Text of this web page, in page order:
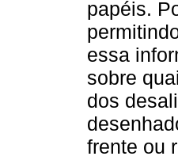
papéis.
essa
sobre
dos
frente ou